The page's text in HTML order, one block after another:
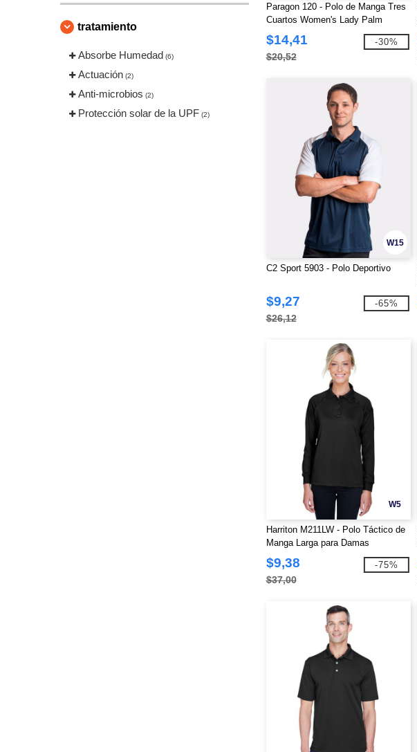
tratamiento
Absorbe Humedad (6)
Actuación (2)
Anti-microbios (2)
Protección solar de la UPF (2)
Paragon 120 - Polo de Manga Tres
Cuartos Women's Lady Palm
$14,41
$20,52
-30%
W15
C2 Sport 5903 - Polo Deportivo
$9,27
$26,12
-65%
W5
Harriton M211LW - Polo Táctico de
Manga Larga para Damas
Advantage Snag Protection Plus
$9,38
$37,00
-75%